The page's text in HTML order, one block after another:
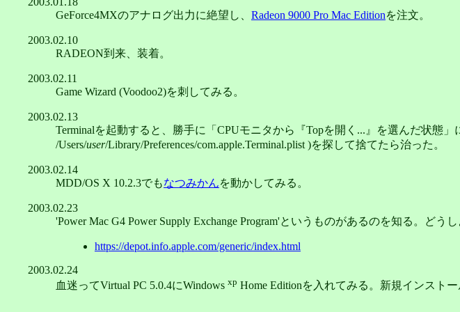
GeForce4MXのアナログ出力に絶望し、 Radeon 9000 Pro Mac Editionを注文。
2003.02.10
RADEON到来、装着。
2003.02.11
Game Wizard (Voodoo2)を刺してみる。
2003.02.13
Terminalを起動すると、勝手に「CPUモニタから『Topを開く...』を選んだ状態
/Users/user/Library/Preferences/com.apple.Terminal.plist )を探して捨てたら治った。
2003.02.14
MDD/OS X 10.2.3でもなつみかんを動かしてみる。
2003.02.23
'Power Mac G4 Power Supply Exchange Program'というものがあるのを知る。どうし
https://depot.info.apple.com/generic/index.html
2003.02.24
血迷ってVirtual PC 5.0.4にWindows xp Home Editionを入れてみる。新規インスト